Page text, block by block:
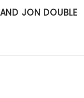
JON DOUBLE